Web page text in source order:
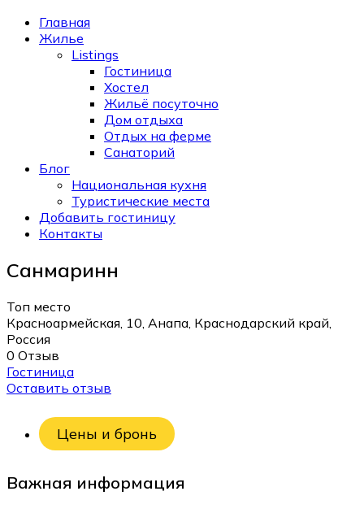
Главная
Жилье
Listings
Гостиница
Хостел
Жильё посуточно
Дом отдыха
Отдых на ферме
Санаторий
Блог
Национальная кухня
Туристические места
Добавить гостиницу
Контакты
Санмаринн
Топ место
Красноармейская, 10, Анапа, Краснодарский край,
Россия
0 Отзыв
Гостиница
Оставить отзыв
Цены и бронь
Важная информация